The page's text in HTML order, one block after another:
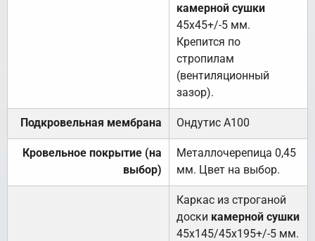
камерной сушки
45х45+/-5 мм.
Крепится по
стропилам
(вентиляционный
зазор).
Подкровельная мембрана Ондутис А100
Кровельное покрытие (на
выбор)
Металлочерепица 0,45
мм. Цвет на выбор.
Каркас из строганой
доски камерной сушки
45х145/45х195+/-5 мм.